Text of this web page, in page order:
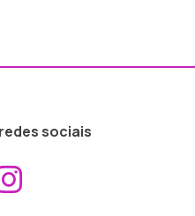
sociais
ao